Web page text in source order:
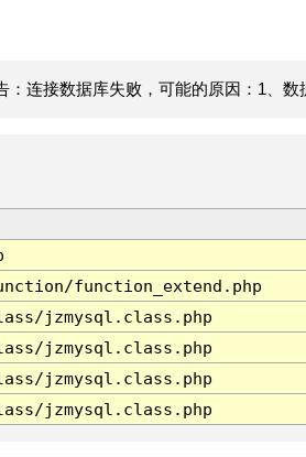
：连接数据库失败，可能的原因：1、数
function_extend.php
jzmysql.class.php
jzmysql.class.php
jzmysql.class.php
jzmysql.class.php